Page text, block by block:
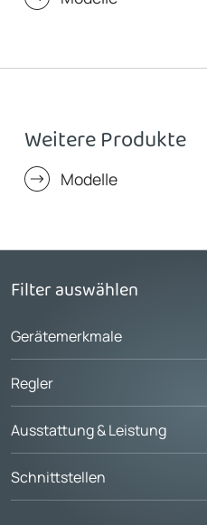
Weitere Produkte
Modelle
Filter auswählen
Gerätemerkmale
Regler
Ausstattung & Leistung
Schnittstellen